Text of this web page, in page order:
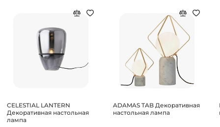
CELESTIAL LANTERN
Декоративная настольная
лампа
ADAMAS TAB Декоративная
настольная лампа